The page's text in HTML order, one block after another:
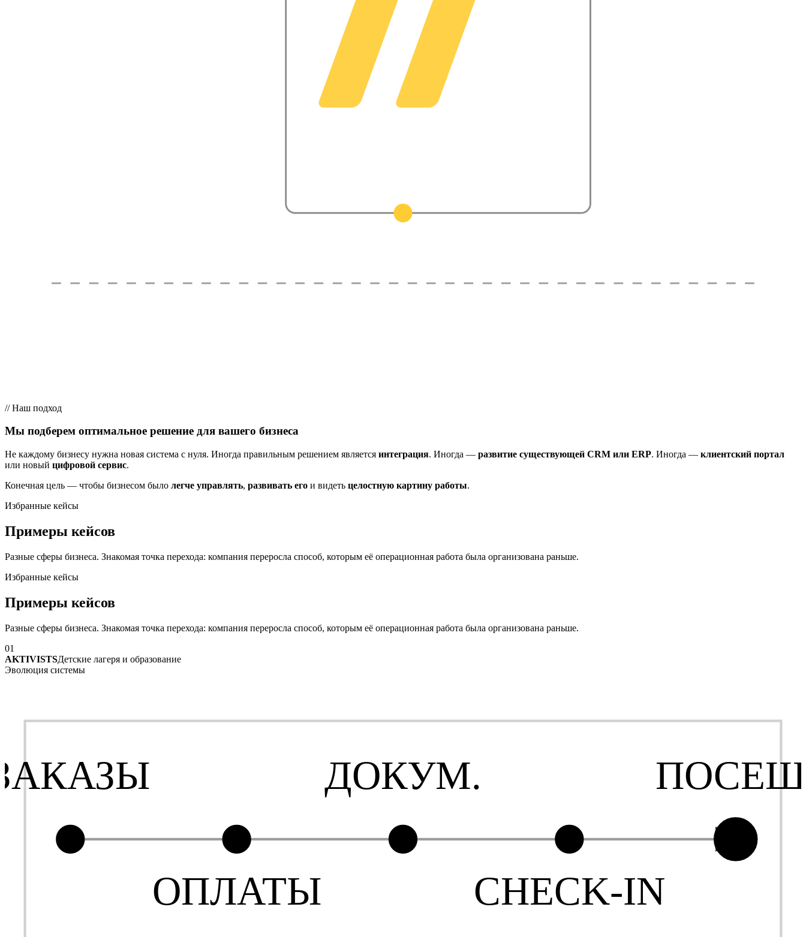
//Наш подход
Мы подберем оптимальное решение для вашего бизнеса
Не каждому бизнесу нужна новая система с нуля. Иногда правильным решением является интеграция. Иногда — развитие существующей CRM или ERP. Иногда — клиентский портал
или новый цифровой сервис.
Конечная цель — чтобы бизнесом было легче управлять, развивать его и видеть целостную картину работы.
Избранные кейсы
Примеры кейсов
Разные сферы бизнеса. Знакомая точка перехода: компания переросла способ, которым её операционная работа была организована раньше.
Избранные кейсы
Примеры кейсов
Разные сферы бизнеса. Знакомая точка перехода: компания переросла способ, которым её операционная работа была организована раньше.
01
AKTIVISTSДетские лагеря и образование
Эволюция системы
ОПЛАТЫ
ДОКУМ.
CHECK-IN